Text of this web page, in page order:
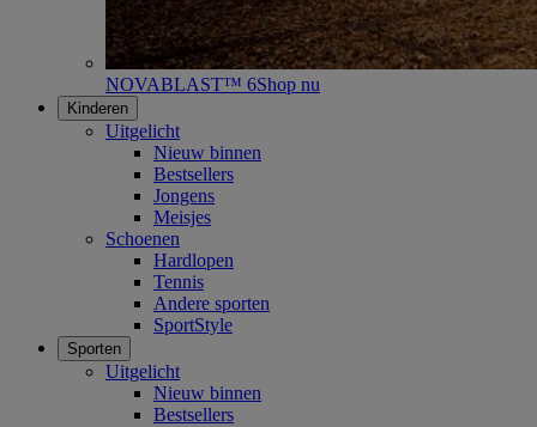
NOVABLAST™ 6Shop nu
Kinderen
Uitgelicht
Nieuw binnen
Bestsellers
Jongens
Meisjes
Schoenen
Hardlopen
Tennis
Andere sporten
SportStyle
Sporten
Uitgelicht
Nieuw binnen
Bestsellers